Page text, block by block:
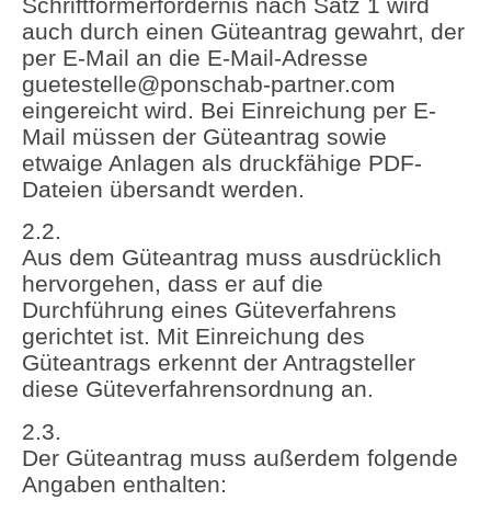
auch durch einen Güteantrag gewahrt, der
per E-Mail an die E-Mail-Adresse
guetestelle@ponschab-partner.com
eingereicht wird. Bei Einreichung per E-
Mail müssen der Güteantrag sowie
etwaige Anlagen als druckfähige PDF-
Dateien übersandt werden.
2.2.
Aus dem Güteantrag muss ausdrücklich
hervorgehen, dass er auf die
Durchführung eines Güteverfahrens
gerichtet ist. Mit Einreichung des
Güteantrags erkennt der Antragsteller
diese Güteverfahrensordnung an.
2.3.
Der Güteantrag muss außerdem folgende
Angaben enthalten: